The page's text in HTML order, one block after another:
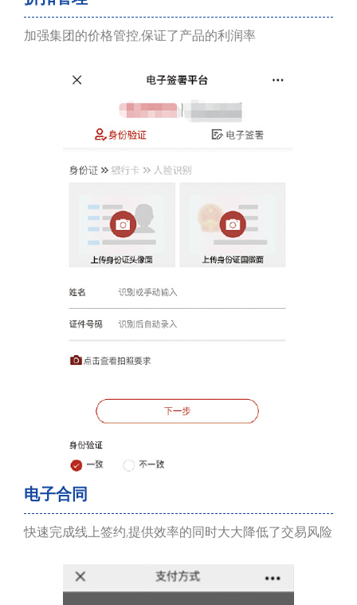
加强集团的价格管控,保证了产品的利润率
电子合同
快速完成线上签约,提供效率的同时大大降低了交易风险